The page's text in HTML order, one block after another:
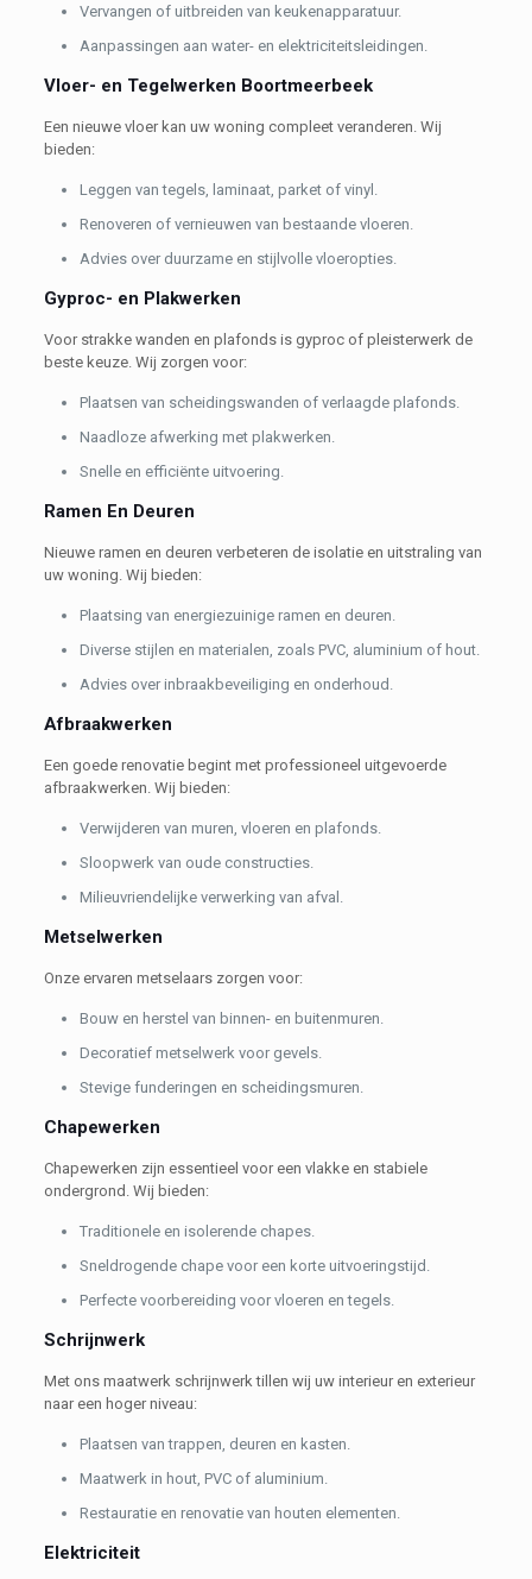
Vervangen of uitbreiden van keukenapparatuur.
Aanpassingen aan water- en elektriciteitsleidingen.
Vloer- en Tegelwerken Boortmeerbeek
Een nieuwe vloer kan uw woning compleet veranderen. Wij
bieden:
Leggen van tegels, laminaat, parket of vinyl.
Renoveren of vernieuwen van bestaande vloeren.
Advies over duurzame en stijlvolle vloeropties.
Gyproc- en Plakwerken
Voor strakke wanden en plafonds is gyproc of pleisterwerk de
beste keuze. Wij zorgen voor:
Plaatsen van scheidingswanden of verlaagde plafonds.
Naadloze afwerking met plakwerken.
Snelle en efficiënte uitvoering.
Ramen En Deuren
Nieuwe ramen en deuren verbeteren de isolatie en uitstraling van
uw woning. Wij bieden:
Plaatsing van energiezuinige ramen en deuren.
Diverse stijlen en materialen, zoals PVC, aluminium of hout.
Advies over inbraakbeveiliging en onderhoud.
Afbraakwerken
Een goede renovatie begint met professioneel uitgevoerde
afbraakwerken. Wij bieden:
Verwijderen van muren, vloeren en plafonds.
Sloopwerk van oude constructies.
Milieuvriendelijke verwerking van afval.
Metselwerken
Onze ervaren metselaars zorgen voor:
Bouw en herstel van binnen- en buitenmuren.
Decoratief metselwerk voor gevels.
Stevige funderingen en scheidingsmuren.
Chapewerken
Chapewerken zijn essentieel voor een vlakke en stabiele
ondergrond. Wij bieden:
Traditionele en isolerende chapes.
Sneldrogende chape voor een korte uitvoeringstijd.
Perfecte voorbereiding voor vloeren en tegels.
Schrijnwerk
Met ons maatwerk schrijnwerk tillen wij uw interieur en exterieur
naar een hoger niveau:
Plaatsen van trappen, deuren en kasten.
Maatwerk in hout, PVC of aluminium.
Restauratie en renovatie van houten elementen.
Elektriciteit